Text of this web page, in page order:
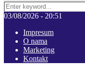
Search
for:
03/08/2026 - 20:51
Impresum
O nama
Marketing
Kontakt